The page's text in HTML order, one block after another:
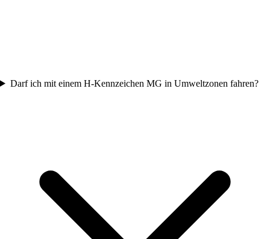
Darf ich mit einem H-Kennzeichen MG in Umweltzonen fahren?